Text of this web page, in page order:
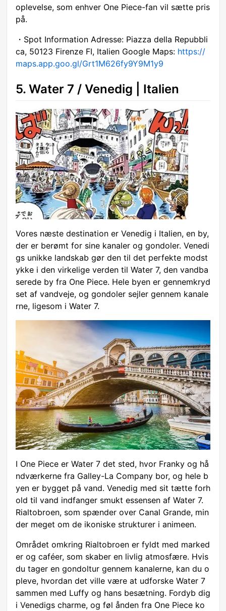
oplevelse, som enhver One Piece-fan vil sætte pris
på.
・Spot Information Adresse: Piazza della Repubbli
ca, 50123 Firenze FI, Italien Google Maps: https://
maps.app.goo.gl/Grt1M626fy9Y9M1y9
5. Water 7 / Venedig | Italien
Vores næste destination er Venedig i Italien, en by,
der er berømt for sine kanaler og gondoler. Venedi
gs unikke landskab gør den til det perfekte modst
ykke i den virkelige verden til Water 7, den vandba
serede by fra One Piece. Hele byen er gennemkryd
set af vandveje, og gondoler sejler gennem kanale
rne, ligesom i Water 7.
I One Piece er Water 7 det sted, hvor Franky og hå
ndværkerne fra Galley-La Company bor, og hele b
yen er bygget på vand. Venedig med sit tætte forh
old til vand indfanger smukt essensen af Water 7.
Rialtobroen, som spænder over Canal Grande, min
der meget om de ikoniske strukturer i animeen.
Området omkring Rialtobroen er fyldt med marked
er og caféer, som skaber en livlig atmosfære. Hvis
du tager en gondoltur gennem kanalerne, kan du o
pleve, hvordan det ville være at udforske Water 7
sammen med Luffy og hans besætning. Fordyb dig
i Venedigs charme, og føl ånden fra One Piece ko